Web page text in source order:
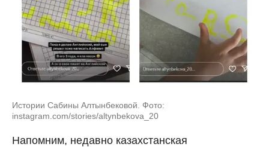
Истории Сабины Алтынбековой. Фото:
instagram.com/stories/altynbekova_20
Напомним, недавно казахстанская